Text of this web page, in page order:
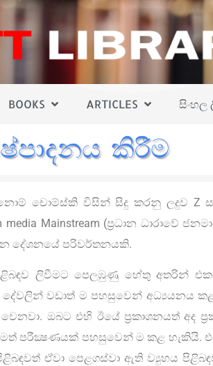
BOOKS ARTICLES සිංහල
කිරීම
චොම්ස්කි විසින් සිදු කරනු ලදුව Z
media Mainstream (ප්‍රධාන ධාරාවේ
දේශනයේ පරිවර්තනයකි.
ලිවීමට පෙලඹුණු හේතු අතරින්
වඩාත් ම පහසුවෙන් අධ්‍යයනය කළ
ඔබට එහි ඊයේ ප‍්‍රකාශනයත් අද
පරීක්‍ෂණයක් පහසුවෙන් ම කළ හැකියි.
ඒවා පෙළගස්වා ඇති ව්‍යුහය